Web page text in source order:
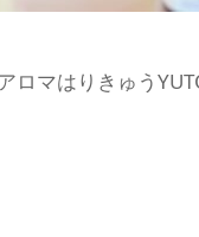
ロマはりきゅう